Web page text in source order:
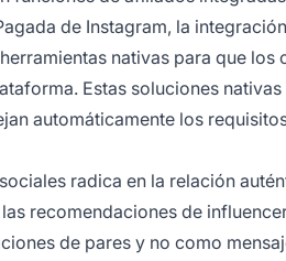
de Instagram, la
nativas para que
Estas soluciones
automáticamente los
radica en la relación
recomendaciones de
de pares y no como